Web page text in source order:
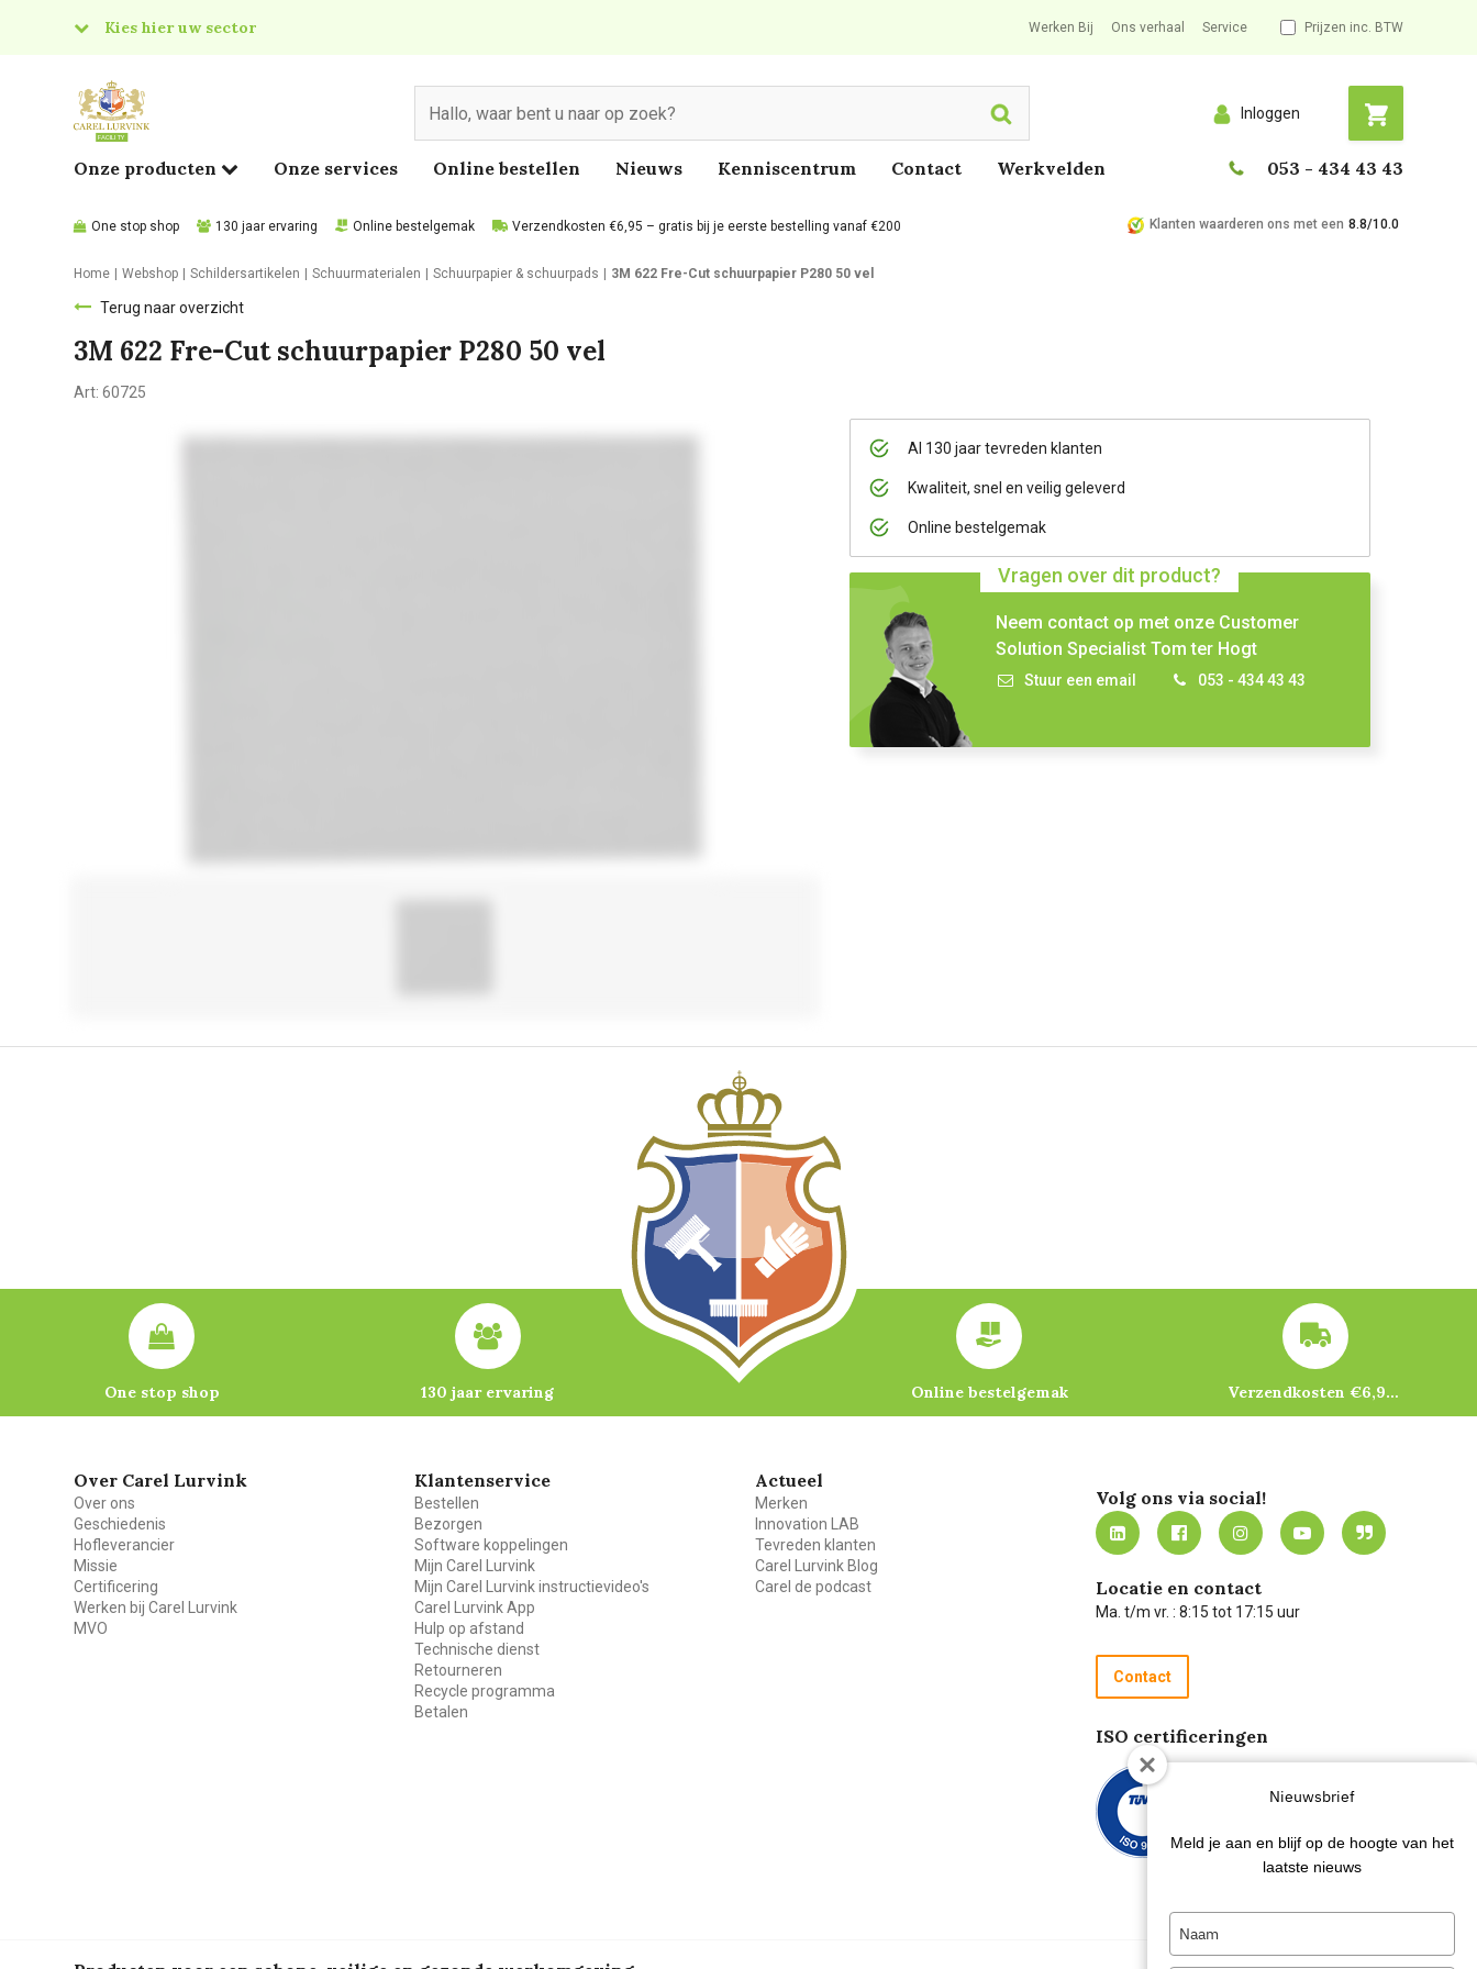
Kies hier uw sector
Food
Werken Bij Ons verhaal Service Prijzen inc. BTW
Search Inloggen
Onze producten Onze services Online bestellen Nieuws Kenniscentrum Contact Werkvelden 053 - 434 43 43
One stop shop 130 jaar ervaring Online bestelgemak Verzendkosten €6,95 – gratis bij je eerste bestelling vanaf €200 Klanten waarderen ons met een 8.8/10.0
Home Webshop Schildersartikelen Schuurmaterialen Schuurpapier & schuurpads 3M 622 Fre-Cut schuurpapier P280 50 vel
Terug naar overzicht
3M 622 Fre-Cut schuurpapier P280 50 vel
Art: 60725
Al 130 jaar tevreden klanten
Kwaliteit, snel en veilig geleverd
Online bestelgemak
Vragen over dit product?
Neem contact op met onze Customer
Solution Specialist Tom ter Hogt
Stuur een email 053 - 434 43 43
One stop shop 130 jaar ervaring Online bestelgemak Verzendkosten €6,95 – gratis bij je eerste bestelling vanaf €200
Over Carel Lurvink
Over ons
Geschiedenis
Hofleverancier
Missie
Certificering
Werken bij Carel Lurvink
MVO
Klantenservice
Bestellen
Bezorgen
Software koppelingen
Mijn Carel Lurvink
Mijn Carel Lurvink instructievideo's
Carel Lurvink App
Hulp op afstand
Technische dienst
Retourneren
Recycle programma
Betalen
Actueel
Merken
Innovation LAB
Tevreden klanten
Carel Lurvink Blog
Carel de podcast
Volg ons via social!
Locatie en contact
Ma. t/m vr. : 8:15 tot 17:15 uur
Contact
ISO certificeringen
Nieuwsbrief
Meld je aan en blijf op de hoogte van het
laatste nieuws